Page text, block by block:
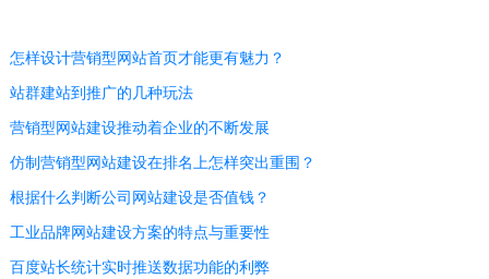
怎样设计营销型网站首页才能更有魅力？
站群建站到推广的几种玩法
营销型网站建设推动着企业的不断发展
仿制营销型网站建设在排名上怎样突出重围？
根据什么判断公司网站建设是否值钱？
工业品牌网站建设方案的特点与重要性
百度站长统计实时推送数据功能的利弊